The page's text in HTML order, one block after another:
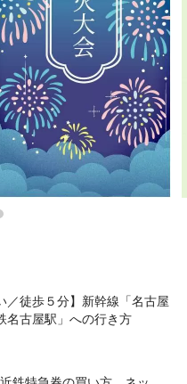
／徒歩５分】新幹線「名古屋
名古屋駅」への行き方